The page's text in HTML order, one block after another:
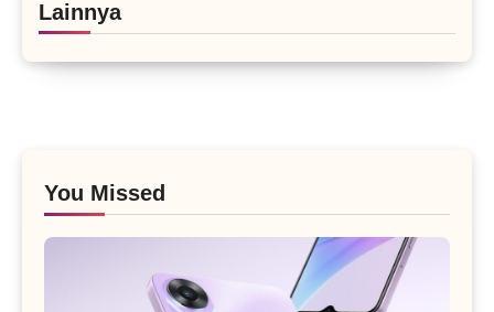
Lainnya
You Missed